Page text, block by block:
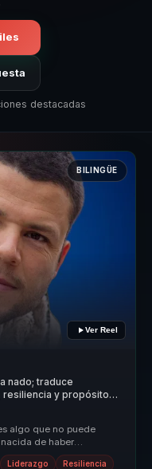
destacadas
BILINGÜE
Ver Reel
nado; traduce
y propósito
algo que no puede
de haber
Liderazgo Resiliencia